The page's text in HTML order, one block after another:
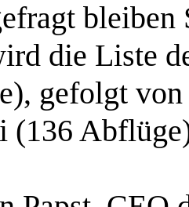
bleiben
die Liste
gefolgt
(136